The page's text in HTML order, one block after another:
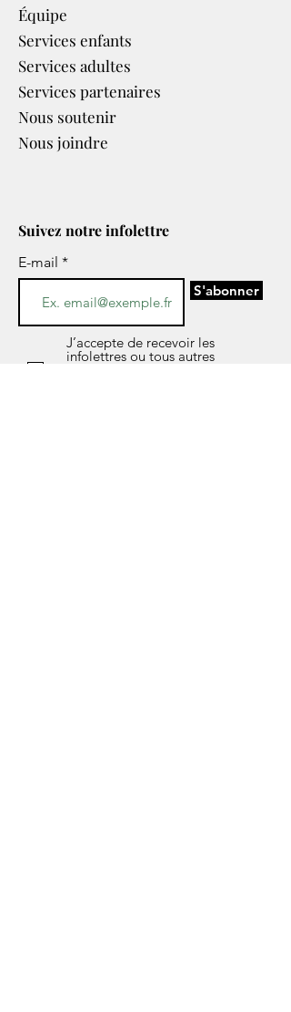
Équipe
Services enfants
Services adultes
Services partenaires​
Nous soutenir
Nous joindre
Suivez notre infolettre
E-mail
S'abonner
J’accepte de recevoir les
infolettres ou tous autres